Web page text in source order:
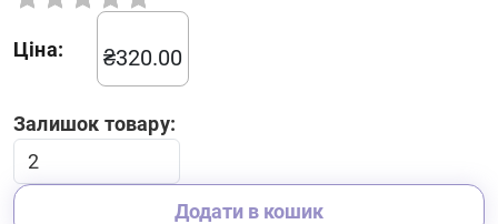
Ціна: ₴320.00
Залишок товару:
Додати в кошик